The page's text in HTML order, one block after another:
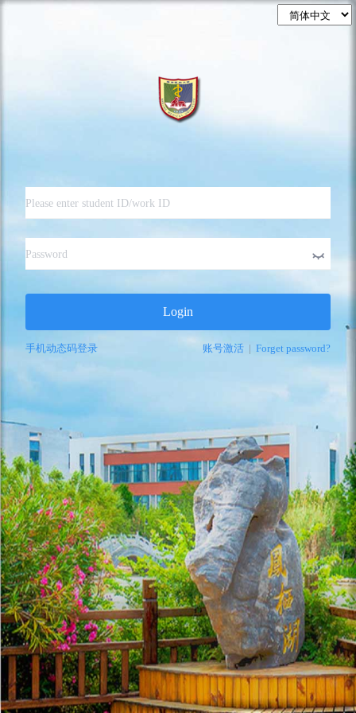
Login
手机动态码登录 账号激活 | Forget password?